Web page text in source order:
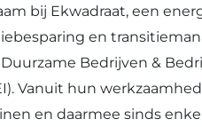
bij Ekwadraat, een
en
Bedrijven &
Vanuit hun
en daarmee sinds